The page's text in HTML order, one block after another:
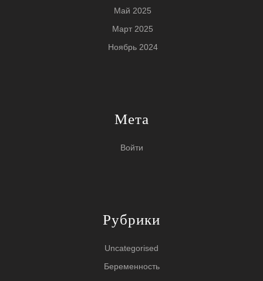
Май 2025
Март 2025
Ноябрь 2024
Мета
Войти
Рубрики
Uncategorised
Беременность